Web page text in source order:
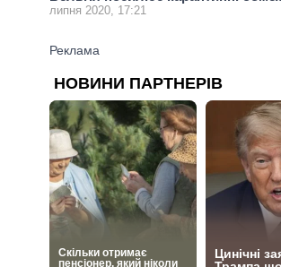
липня 2020, 17:21